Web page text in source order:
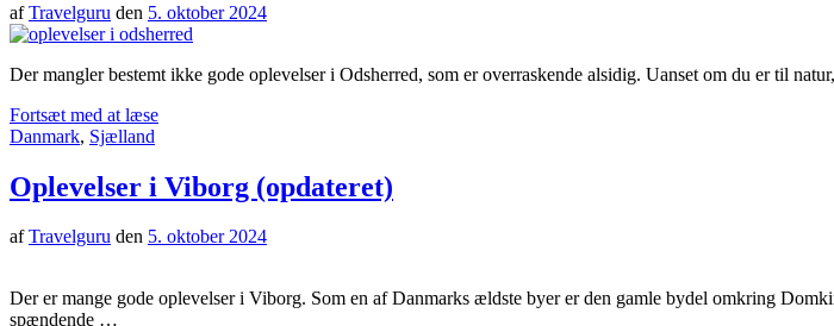
afTravelguru den 5. oktober 2024
Der mangler bestemt ikke gode oplevelser i Odsherred, som er overraskende alsidig. Uanset om du er til
Fortsæt med at læse
Danmark, Sjælland
Oplevelser i Viborg (opdateret)
afTravelguru den 5. oktober 2024
Der er mange gode oplevelser i Viborg. Som en af Danmarks ældste byer er den gamle bydel omkring
spændende …